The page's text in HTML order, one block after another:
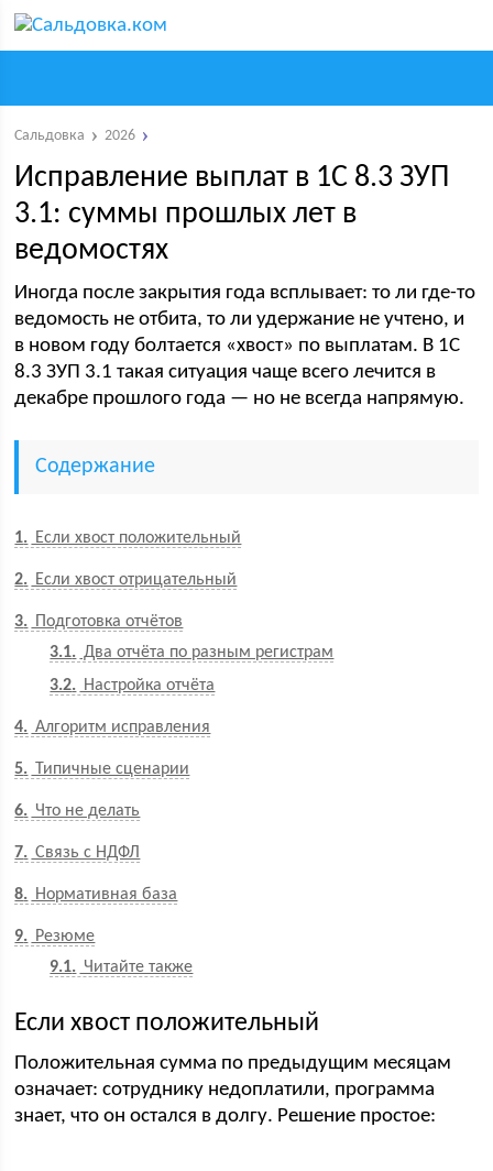
Сальдовка 2026
Исправление выплат в 1С 8.3 ЗУП
3.1: суммы прошлых лет в
ведомостях
Иногда после закрытия года всплывает: то ли где-то
ведомость не отбита, то ли удержание не учтено, и
в новом году болтается «хвост» по выплатам. В 1С
8.3 ЗУП 3.1 такая ситуация чаще всего лечится в
декабре прошлого года — но не всегда напрямую.
Содержание
1 Если хвост положительный
2 Если хвост отрицательный
3
Подготовка отчётов
3.1
Два отчёта по разным регистрам
3.2
Настройка отчёта
4 Алгоритм исправления
5 Типичные сценарии
6 Что не делать
7 Связь с НДФЛ
8 Нормативная база
9
Резюме
9.1
Читайте также
Если хвост положительный
Положительная сумма по предыдущим месяцам
означает: сотруднику недоплатили, программа
знает, что он остался в долгу. Решение простое: